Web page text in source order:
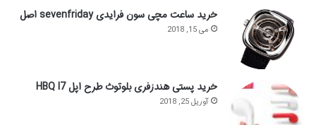
خرید ساعت مچی سون فرایدی sevenfriday اصل
می 15, 2018
خرید پستی هندزفری بلوتوث طرح اپل HBQ I7
آوریل 25, 2018